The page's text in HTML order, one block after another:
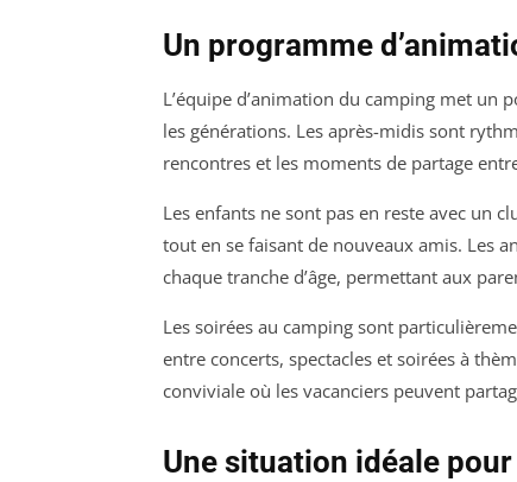
Un programme
L’équipe d’animation du camping met un
les générations. Les après-midis sont
rencontres et les moments de partage
Les enfants ne sont pas en reste avec un
tout en se faisant de nouveaux amis. Les
chaque tranche d’âge, permettant aux
Les soirées au camping sont
entre concerts, spectacles et soirées à
conviviale où les vacanciers peuvent
Une situation idéale